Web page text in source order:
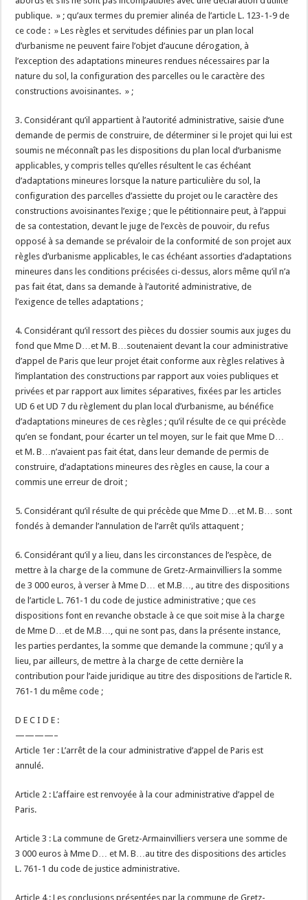
publique. » ; qu’aux termes du premier alinéa de l’article L. 123-1-9 de
ce code : » Les règles et servitudes définies par un plan local
d’urbanisme ne peuvent faire l’objet d’aucune dérogation, à
l’exception des adaptations mineures rendues nécessaires par la
nature du sol, la configuration des parcelles ou le caractère des
constructions avoisinantes. » ;
3. Considérant qu’il appartient à l’autorité administrative, saisie d’une
demande de permis de construire, de déterminer si le projet qui lui est
soumis ne méconnaît pas les dispositions du plan local d’urbanisme
applicables, y compris telles qu’elles résultent le cas échéant
d’adaptations mineures lorsque la nature particulière du sol, la
configuration des parcelles d’assiette du projet ou le caractère des
constructions avoisinantes l’exige ; que le pétitionnaire peut, à l’appui
de sa contestation, devant le juge de l’excès de pouvoir, du refus
opposé à sa demande se prévaloir de la conformité de son projet aux
règles d’urbanisme applicables, le cas échéant assorties d’adaptations
mineures dans les conditions précisées ci-dessus, alors même qu’il n’a
pas fait état, dans sa demande à l’autorité administrative, de
l’exigence de telles adaptations ;
4. Considérant qu’il ressort des pièces du dossier soumis aux juges du
fond que Mme D…et M. B…soutenaient devant la cour administrative
d’appel de Paris que leur projet était conforme aux règles relatives à
l’implantation des constructions par rapport aux voies publiques et
privées et par rapport aux limites séparatives, fixées par les articles
UD 6 et UD 7 du règlement du plan local d’urbanisme, au bénéfice
d’adaptations mineures de ces règles ; qu’il résulte de ce qui précède
qu’en se fondant, pour écarter un tel moyen, sur le fait que Mme D…
et M. B…n’avaient pas fait état, dans leur demande de permis de
construire, d’adaptations mineures des règles en cause, la cour a
commis une erreur de droit ;
5. Considérant qu’il résulte de qui précède que Mme D…et M. B… sont
fondés à demander l’annulation de l’arrêt qu’ils attaquent ;
6. Considérant qu’il y a lieu, dans les circonstances de l’espèce, de
mettre à la charge de la commune de Gretz-Armainvilliers la somme
de 3 000 euros, à verser à Mme D… et M.B…, au titre des dispositions
de l’article L. 761-1 du code de justice administrative ; que ces
dispositions font en revanche obstacle à ce que soit mise à la charge
de Mme D…et de M.B…, qui ne sont pas, dans la présente instance,
les parties perdantes, la somme que demande la commune ; qu’il y a
lieu, par ailleurs, de mettre à la charge de cette dernière la
contribution pour l’aide juridique au titre des dispositions de l’article R.
761-1 du même code ;
D E C I D E :
————–
Article 1er : L’arrêt de la cour administrative d’appel de Paris est
annulé.
Article 2 : L’affaire est renvoyée à la cour administrative d’appel de
Paris.
Article 3 : La commune de Gretz-Armainvilliers versera une somme de
3 000 euros à Mme D… et M. B…au titre des dispositions des articles
L. 761-1 du code de justice administrative.
Article 4 : Les conclusions présentées par la commune de Gretz-